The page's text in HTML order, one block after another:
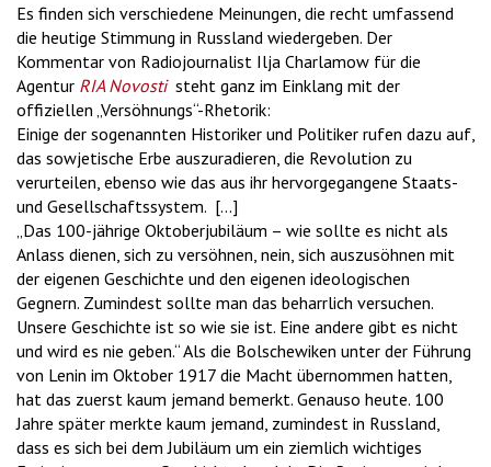
Es finden sich verschiedene Meinungen, die recht umfassend
die heutige Stimmung in Russland wiedergeben. Der
Kommentar von Radiojournalist Ilja Charlamow für die
Agentur RIA Novostisteht ganz im Einklang mit der
offiziellen „Versöhnungs“-Rhetorik:
Einige der sogenannten Historiker und Politiker rufen dazu auf,
das sowjetische Erbe auszuradieren, die Revolution zu
verurteilen, ebenso wie das aus ihr hervorgegangene Staats-
und Gesellschaftssystem. [...]
„Das 100-jährige Oktoberjubiläum – wie sollte es nicht als
Anlass dienen, sich zu versöhnen, nein, sich auszusöhnen mit
der eigenen Geschichte und den eigenen ideologischen
Gegnern. Zumindest sollte man das beharrlich versuchen.
Unsere Geschichte ist so wie sie ist. Eine andere gibt es nicht
und wird es nie geben.“ Als die Bolschewiken unter der Führung
von Lenin im Oktober 1917 die Macht übernommen hatten,
hat das zuerst kaum jemand bemerkt. Genauso heute. 100
Jahre später merkte kaum jemand, zumindest in Russland,
dass es sich bei dem Jubiläum um ein ziemlich wichtiges